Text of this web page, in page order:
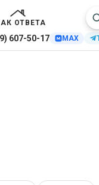
ОТВЕТА
607-50-17 MAX